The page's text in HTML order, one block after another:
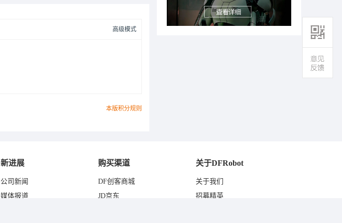
高级模式
本版积分规则
新进展
公司新闻
媒体报道
购买渠道
DF创客商城
JD京东
关于DFRobot
关于我们
招募精英